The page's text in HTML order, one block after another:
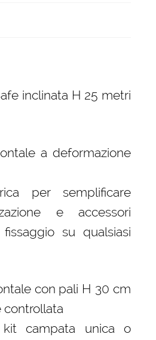
inclinata H 25 metri
a deformazione
per semplificare
e accessori
su qualsiasi
con pali H 30 cm
controllata
kit campata unica o